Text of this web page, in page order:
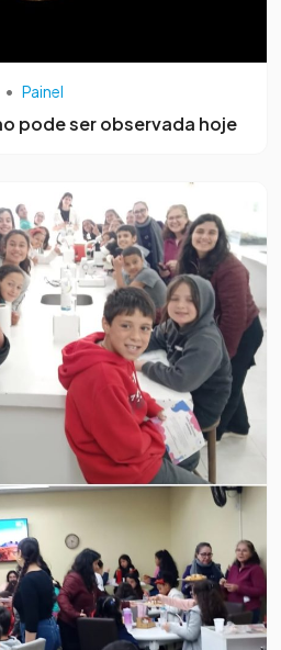
• Painel
pode ser observada hoje